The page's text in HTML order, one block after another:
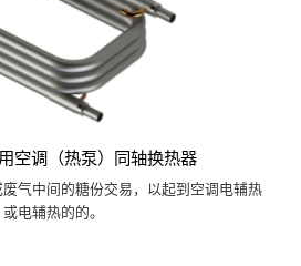
空调（热泵）同轴换热器
气中间的糖份交易，以起到空调电辅热
或电辅热的的。